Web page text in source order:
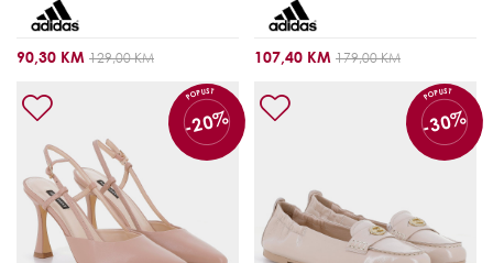
90,30 KM 129,00 KM 107,40 KM 179,00 KM
POPUST
-20%
POPUST
-30%